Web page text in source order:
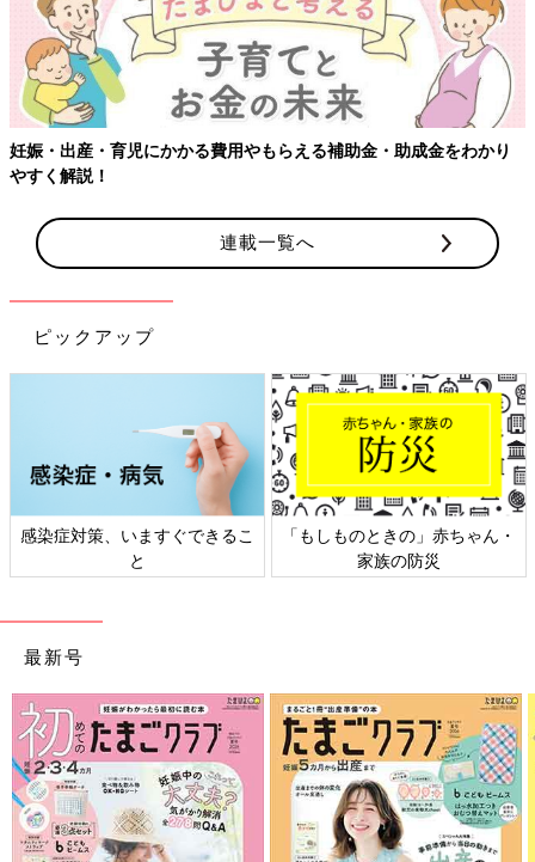
【ワクチン接種できるものも】妊婦の感染症対策、知っておいて！
連載一覧へ
ピックアップ
日本外来小児科学会リーフレッ
ト検討会
六星占術 細木かおりさんの人生
相談
最新号